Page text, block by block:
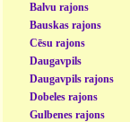
Balvu rajons
Bauskas rajons
Cēsu rajons
Daugavpils
Daugavpils rajons
Dobeles rajons
Gulbenes rajons